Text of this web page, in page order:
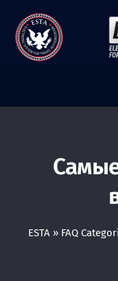
Перейти
содержимому
ЗАПОЛНИТЬ
ESTA» FAQ